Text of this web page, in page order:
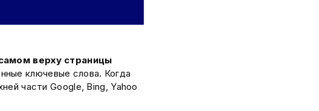
верху страницы
ключевые слова. Когда
части Google, Bing, Yahoo